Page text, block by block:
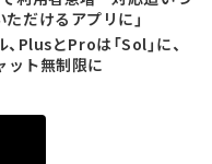
だけるアプリに」
PlusとProは「Sol」に、
ット無制限に